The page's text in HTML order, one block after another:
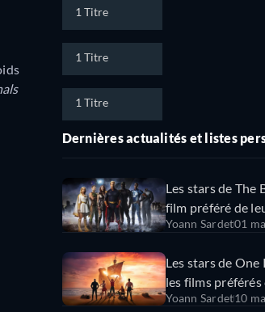
1 Titre
1 Titre
1 Titre
Dernières actualités et listes
Les stars de The
film préféré de
leurs réponses
Yoann Sardet01
Les stars de
les films préférés
personnages -
Yoann Sardet10